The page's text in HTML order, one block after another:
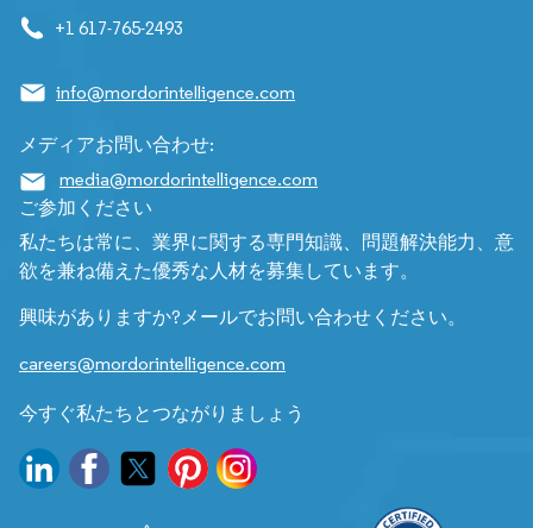
+1 617-765-2493
info@mordorintelligence.com
メディアお問い合わせ:
media@mordorintelligence.com
ご参加ください
私たちは常に、業界に関する専門知識、問題解決能力、意
欲を兼ね備えた優秀な人材を募集しています。
興味がありますか?メールでお問い合わせください。
careers@mordorintelligence.com
今すぐ私たちとつながりましょう